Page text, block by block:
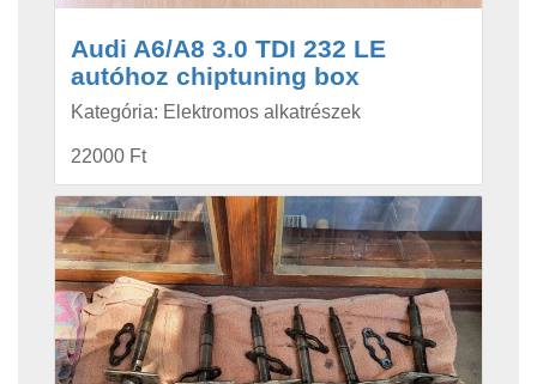
Audi A6/A8 3.0 TDI 232 LE
autóhoz chiptuning box
Kategória: Elektromos alkatrészek
22000 Ft